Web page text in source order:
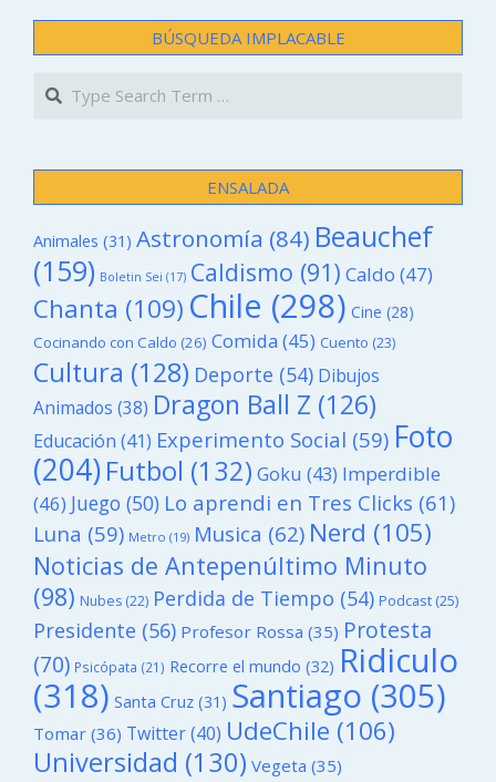
ENTRADASBÚSQUEDA IMPLACABLE
Search
ENSALADA
Animales (31) Astronomía (84) Beauchef
(159) Boletin Sei (17) Caldismo (91) Caldo (47)
Chanta (109) Chile (298) Cine (28)
Cocinando con Caldo (26) Comida (45) Cuento (23)
Cultura (128) Deporte (54) Dibujos
Animados (38) Dragon Ball Z (126)
Educación (41) Experimento Social (59) Foto
(204)Futbol (132) Goku (43) Imperdible
(46) Juego (50) Lo aprendi en Tres Clicks (61)
Luna (59) Metro (19) Musica (62) Nerd (105)
Noticias de Antepenúltimo Minuto
(98) Nubes (22) Perdida de Tiempo (54) Podcast (25)
Presidente (56) Profesor Rossa (35) Protesta
(70) Psicópata (21) Recorre el mundo (32) Ridiculo
(318) Santa Cruz (31) Santiago (305)
Tomar (36) Twitter(40) UdeChile (106)
Universidad (130) Vegeta (35)